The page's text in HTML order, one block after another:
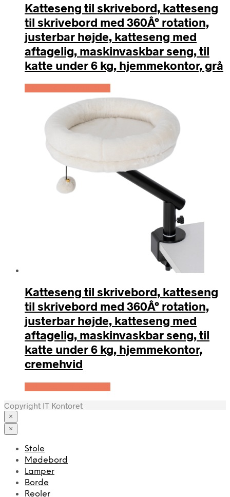
Katteseng til skrivebord, katteseng
til skrivebord med 360Â° rotation,
justerbar højde, katteseng med
aftagelig, maskinvaskbar seng, til
katte under 6 kg, hjemmekontor, grå
Katteseng til skrivebord, katteseng
til skrivebord med 360Â° rotation,
justerbar højde, katteseng med
aftagelig, maskinvaskbar seng, til
katte under 6 kg, hjemmekontor,
cremehvid
Copyright IT Kontoret
×
×
Stole
Mødebord
Lamper
Borde
Reoler